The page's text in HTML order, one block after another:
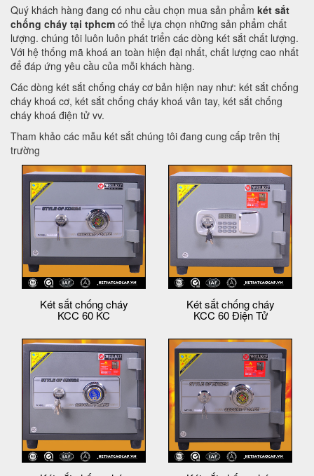
Quý khách hàng đang có nhu cầu chọn mua sản phẩm két sắt
chống cháy tại tphcm có thể lựa chọn những sản phẩm chất
lượng. chúng tôi luôn luôn phát triển các dòng két sắt chất lượng.
Với hệ thống mã khoá an toàn hiện đại nhất, chất lượng cao nhất
để đáp ứng yêu cầu của mỗi khách hàng.
Các dòng két sắt chống cháy cơ bản hiện nay như: két sắt chống
cháy khoá cơ, két sắt chống cháy khoá vân tay, két sắt chống
cháy khoá điện tử vv.
Tham khảo các mẫu két sắt chúng tôi đang cung cấp trên thị
trường
Két sắt chống cháy
KCC 60 KC
Két sắt chống cháy
KCC 60 Điện Tử